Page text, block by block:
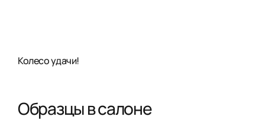
Колесо удачи!
Образцы в салоне